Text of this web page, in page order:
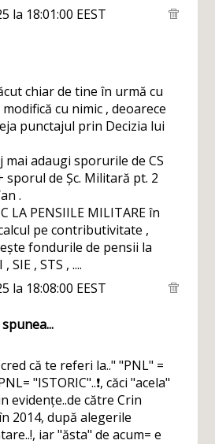
la 18:01:00 EEST
chiar de tine în urmă cu
cu nimic , deoarece
punctajul prin Decizia lui
mai adaugi sporurile de CS
sporul de Șc. Militară pt. 2
.
LA PENSIILE MILITARE în
pe contributivitate ,
fondurile de pensii la
SIE , STS , ....
la 18:08:00 EEST
spunea...
că te referi la.." "PNL" =
"ISTORIC"..❗, căci "acela"
evidențe..de către Crin
2014, după alegerile
iar "ăsta" de acum= e